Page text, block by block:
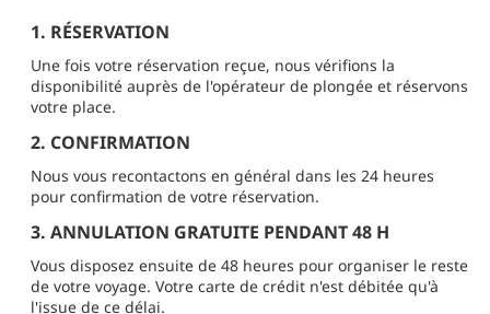
1. RÉSERVATION
Une fois votre réservation reçue, nous vérifions la
disponibilité auprès de l'opérateur de plongée et réservons
votre place.
2. CONFIRMATION
Nous vous recontactons en général dans les 24 heures
pour confirmation de votre réservation.
3. ANNULATION GRATUITE PENDANT 48 H
Vous disposez ensuite de 48 heures pour organiser le reste
de votre voyage. Votre carte de crédit n'est débitée qu'à
l'issue de ce délai.